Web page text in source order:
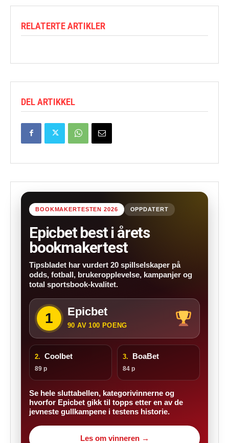
RELATERTE ARTIKLER
DEL ARTIKKEL
BOOKMAKERTESTEN 2026 OPPDATERT
Epicbet best i årets
bookmakertest
Tipsbladet har vurdert 20 spillselskaper på
odds, fotball, brukeropplevelse, kampanjer og
total sportsbook-kvalitet.
1 Epicbet
90 AV 100 POENG
2. Coolbet
89 p
3. BoaBet
84 p
Se hele sluttabellen, kategorivinnerne og
hvorfor Epicbet gikk til topps etter en av de
jevneste gullkampene i testens historie.
Les om vinneren →